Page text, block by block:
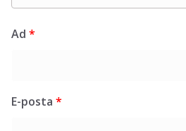
Ad *
E-posta *